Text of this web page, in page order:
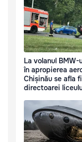
La volanul
în apropierea
Chișinău se afla
directoarei